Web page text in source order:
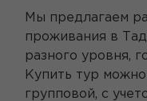
Мы предлагаем
проживания в
разного уровня,
Купить тур
групповой, с